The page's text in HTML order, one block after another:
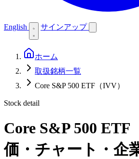
English サインアップ
ホーム
取扱銘柄一覧
Core S&P 500 ETF（IVV）
Stock detail
Core S&P 500 ETF
価・チャート・企